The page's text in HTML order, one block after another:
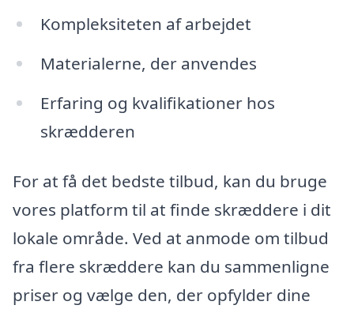
Kompleksiteten af arbejdet
Materialerne, der anvendes
Erfaring og kvalifikationer hos
skrædderen
For at få det bedste tilbud, kan du bruge
vores platform til at finde skræddere i dit
lokale område. Ved at anmode om tilbud
fra flere skræddere kan du sammenligne
priser og vælge den, der opfylder dine